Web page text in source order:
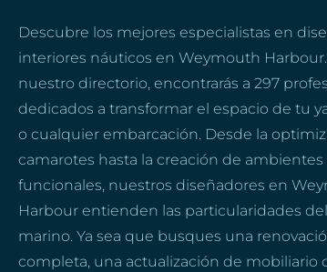
Descubre los mejores especialistas en
interiores náuticos en Weymouth
nuestro directorio, encontrarás a 297
dedicados a transformar el espacio de tu
o cualquier embarcación. Desde la
camarotes hasta la creación de ambientes
funcionales, nuestros diseñadores en
Harbour entienden las particularidades
marino. Ya sea que busques una
completa, una actualización de mobiliario